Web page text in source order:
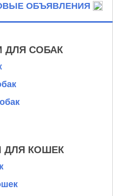
ОБЪЯВЛЕНИЯ
ДЛЯ СОБАК
ДЛЯ КОШЕК